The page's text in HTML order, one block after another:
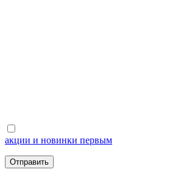
акции и новинки первым